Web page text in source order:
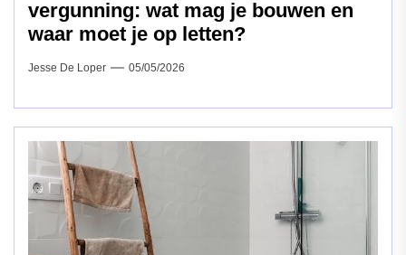
vergunning: wat mag je bouwen en
waar moet je op letten?
Jesse De Loper 05/05/2026